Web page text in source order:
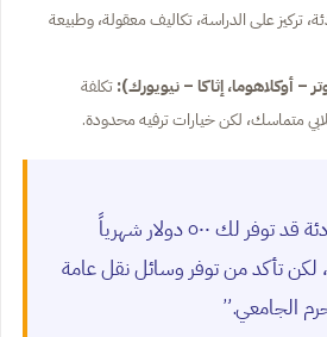
تركيز على الدراسة، تكاليف معقولة، وطبيعة
– أوكلاهوما، إثاكا – نيويورك):تكلفة
متماسك، لكن خيارات ترفيه محدودة.
“الدراسة في مدينة هادئة قد توفر لك ٥٠٠ دولار شهرياً
لكن تأكد من توفر وسائل نقل عامة
الجامعي.”